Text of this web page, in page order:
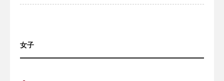
女子